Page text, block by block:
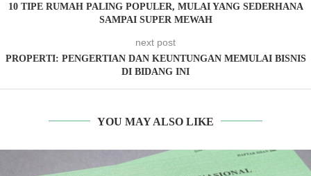
10 TIPE RUMAH PALING POPULER, MULAI YANG SEDERHANA
SAMPAI SUPER MEWAH
next post
PROPERTI: PENGERTIAN DAN KEUNTUNGAN MEMULAI BISNIS
DI BIDANG INI
YOU MAY ALSO LIKE